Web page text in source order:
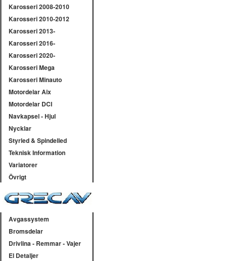
Karosseri 2008-2010
Karosseri 2010-2012
Karosseri 2013-
Karosseri 2016-
Karosseri 2020-
Karosseri Mega
Karosseri Minauto
Motordelar Aix
Motordelar DCI
Navkapsel - Hjul
Nycklar
Styrled & Spindelled
Teknisk Information
Variatorer
Övrigt
Avgassystem
Bromsdelar
Drivlina - Remmar - Vajer
El Detaljer